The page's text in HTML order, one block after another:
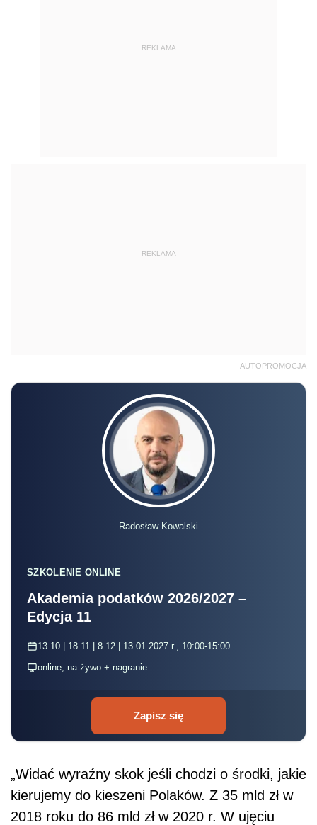
REKLAMA
REKLAMA
AUTOPROMOCJA
Radosław Kowalski
SZKOLENIE ONLINE
Akademia podatków 2026/2027 –
Edycja 11
13.10 | 18.11 | 8.12 | 13.01.2027 r., 10:00-15:00
online, na żywo + nagranie
Zapisz się
„Widać wyraźny skok jeśli chodzi o środki, jakie
kierujemy do kieszeni Polaków. Z 35 mld zł w
2018 roku do 86 mld zł w 2020 r. W ujęciu